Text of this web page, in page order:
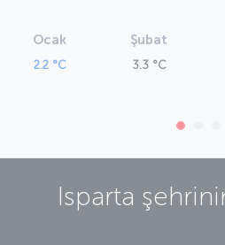
Ocak
2.2 °C
Şubat
3.3 °C
Isparta